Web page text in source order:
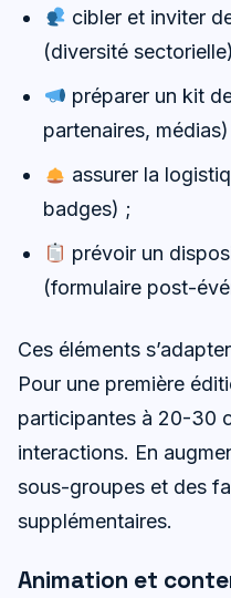
cibler et inviter
(diversité
préparer un kit
partenaires,
assurer la
badges) ;
prévoir un
(formulaire post-
Ces éléments
Pour une première
participantes à 20-30
interactions. En
sous-groupes et des
supplémentaires.
Animation et